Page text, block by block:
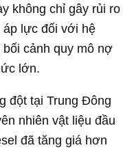
không chỉ gây rủi ro
áp lực đối với hệ
cảnh quy mô nợ
lớn.
đột tại Trung Đông
nhiên vật liệu đầu
đã tăng giá hơn